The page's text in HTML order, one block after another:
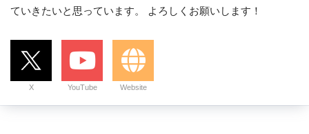
ていきたいと思っています。 よろしくお願いします！
X YouTube Website